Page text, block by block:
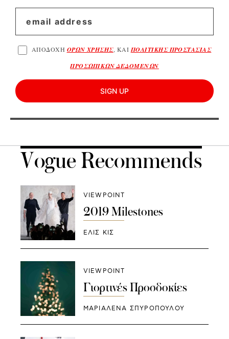
ΑΠΟΔΟΧΗ ΟΡΩΝ ΧΡΗΣΗΣ, ΚΑΙΠΟΛΙΤΙΚΗΣ ΠΡΟΣΤΑΣΙΑΣ
ΠΡΟΣΩΠΙΚΩΝ ΔΕΔΟΜΕΝΩΝ
SIGN UP
Vogue Recommends
VIEWPOINT
2019 Μilestones
ΕΛΙΣ ΚΙΣ
VIEWPOINT
Γιορτινές Προσδοκίες
ΜΑΡΙΑΛΕΝΑ ΣΠΥΡΟΠΟΥΛΟΥ